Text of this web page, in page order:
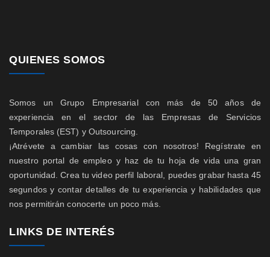
QUIENES SOMOS
Somos un Grupo Empresarial con más de 50 años de
experiencia en el sector de las Empresas de Servicios
Temporales (EST) y Outsourcing.
¡Atrévete a cambiar las cosas con nosotros! Regístrate en
nuestro portal de empleo y haz de tu hoja de vida una gran
oportunidad. Crea tu video perfil laboral, puedes grabar hasta 45
segundos y contar detalles de tu experiencia y habilidades que
nos permitirán conocerte un poco más.
LINKS DE INTERÉS